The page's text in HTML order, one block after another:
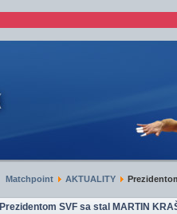
Matchpoint AKTUALITY
Prezidentom SVF sa stal MARTIN